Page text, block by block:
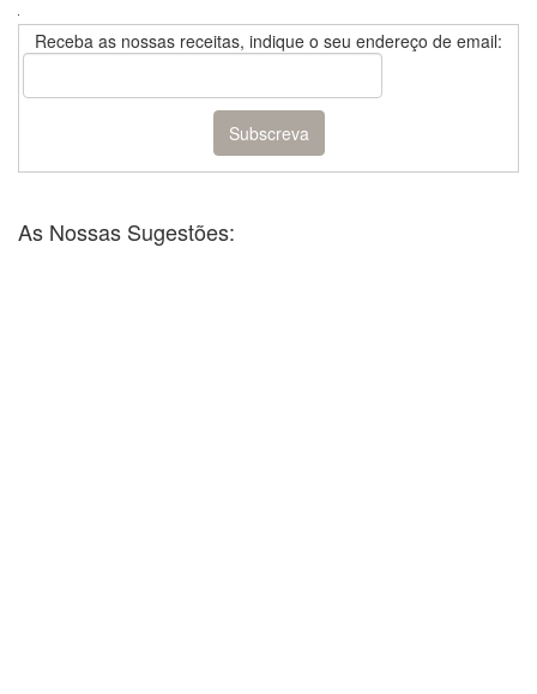
Receba as nossas receitas, indique o seu endereço de email:
As Nossas Sugestões: